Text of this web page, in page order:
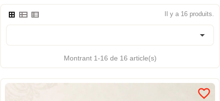
Il y a 16 produits.

Montrant 1-16 de 16 article(s)
favorite_border